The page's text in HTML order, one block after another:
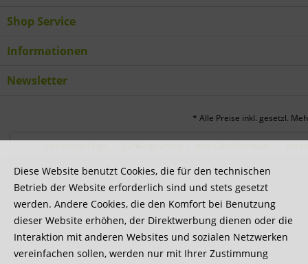
Shop Service
Informationen
Newsletter
* Alle Preise inkl. gesetzl.
Diese Website benutzt Cookies, die für den technischen
Betrieb der Website erforderlich sind und stets gesetzt
werden. Andere Cookies, die den Komfort bei Benutzung
dieser Website erhöhen, der Direktwerbung dienen oder die
Interaktion mit anderen Websites und sozialen Netzwerken
vereinfachen sollen, werden nur mit Ihrer Zustimmung